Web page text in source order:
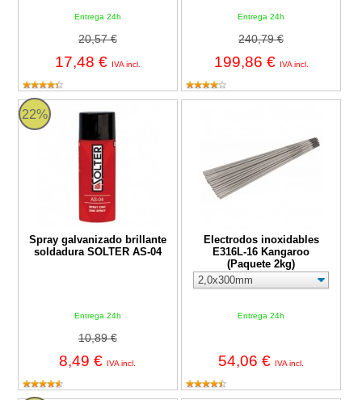
Entrega 24h
20,57 €
17,48 € IVA incl.
Entrega 24h
240,79 €
199,86 € IVA incl.
22%
Spray galvanizado brillante
soldadura SOLTER AS-04
Entrega 24h
10,89 €
8,49 € IVA incl.
Spray galvanizado brillante soldadura SOLTER AS-04
Electrodos inoxidables
E316L-16 Kangaroo
(Paquete 2kg)
Entrega 24h
54,06 € IVA incl.